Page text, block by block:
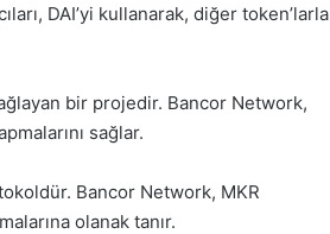
DAI’yi kullanarak, diğer token’larla
bir projedir. Bancor Network,
sağlar.
Bancor Network, MKR
olanak tanır.